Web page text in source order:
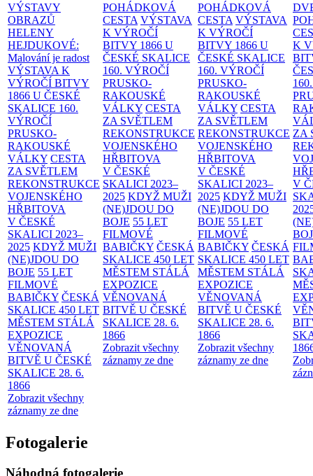
VÝSTAVY
OBRAZŮ
HELENY
HEJDUKOVÉ:
Malování je radost
VÝSTAVA K
VÝROČÍ BITVY
1866 U ČESKÉ
SKALICE 160.
VÝROČÍ
PRUSKO-
RAKOUSKÉ
VÁLKY CESTA
ZA SVĚTLEM
REKONSTRUKCE
VOJENSKÉHO
HŘBITOVA
V ČESKÉ
SKALICI 2023–
2025 KDYŽ MUŽI
(NE)JDOU DO
BOJE 55 LET
FILMOVÉ
BABIČKY ČESKÁ
SKALICE 450 LET
MĚSTEM STÁLÁ
EXPOZICE
VĚNOVANÁ
BITVĚ U ČESKÉ
SKALICE 28. 6.
1866
Zobrazit všechny
záznamy ze dne
POHÁDKOVÁ
CESTA VÝSTAVA
K VÝROČÍ
BITVY 1866 U
ČESKÉ SKALICE
160. VÝROČÍ
PRUSKO-
RAKOUSKÉ
VÁLKY CESTA
ZA SVĚTLEM
REKONSTRUKCE
VOJENSKÉHO
HŘBITOVA
V ČESKÉ
SKALICI 2023–
2025 KDYŽ MUŽI
(NE)JDOU DO
BOJE 55 LET
FILMOVÉ
BABIČKY ČESKÁ
SKALICE 450 LET
MĚSTEM STÁLÁ
EXPOZICE
VĚNOVANÁ
BITVĚ U ČESKÉ
SKALICE 28. 6.
1866
Zobrazit všechny
záznamy ze dne
POHÁDKOVÁ
CESTA VÝSTAVA
K VÝROČÍ
BITVY 1866 U
ČESKÉ SKALICE
160. VÝROČÍ
PRUSKO-
RAKOUSKÉ
VÁLKY CESTA
ZA SVĚTLEM
REKONSTRUKCE
VOJENSKÉHO
HŘBITOVA
V ČESKÉ
SKALICI 2023–
2025 KDYŽ MUŽI
(NE)JDOU DO
BOJE 55 LET
FILMOVÉ
BABIČKY ČESKÁ
SKALICE 450 LET
MĚSTEM STÁLÁ
EXPOZICE
VĚNOVANÁ
BITVĚ U ČESKÉ
SKALICE 28. 6.
1866
Zobrazit všechny
záznamy ze dne
K
ZA
V
Fotogalerie